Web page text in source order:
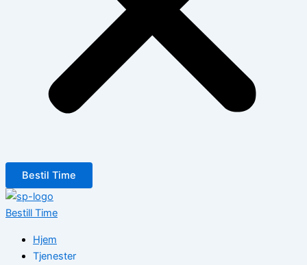
Bestil Time
Bestill Time
Hjem
Tjenester